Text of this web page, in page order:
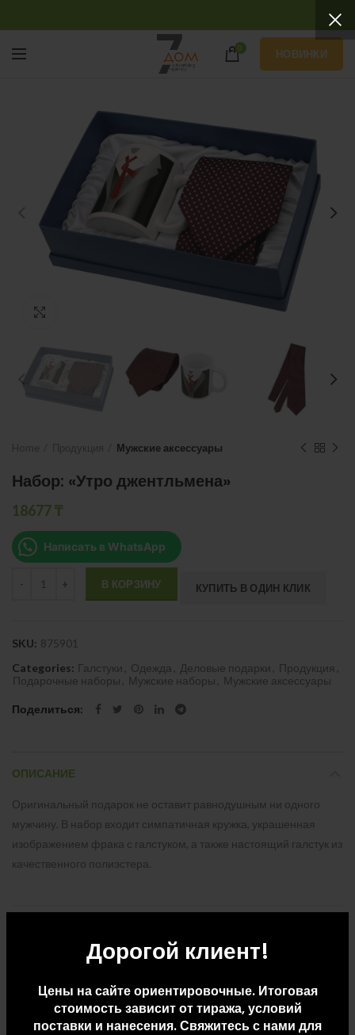
Дорогой клиент!
Цены на сайте ориентировочные. Итоговая
стоимость зависит от тиража, условий
поставки и нанесения. Свяжитесь с нами для
0 НОВИНКИ
Мужские аксессуары
Набор: «Утро джентльмена»
18677₸
Написать в WhatsApp
В КОРЗИНУ КУПИТЬ В ОДИН КЛИК
SKU: 875901
Categories: Галстуки Одежда Деловые подарки Продукция
Подарочные наборы
Мужские наборы Мужские аксессуары
Поделиться
ОПИСАНИЕ
Оригинальный подарок не оставит равнодушным ни одного
мужчину. В набор входит симпатичная кружка, украшенная
изображением фрака с галстуком, а также настоящий галстук из
качественного полиэстера.
ДОСТАВКА И ОПЛАТА